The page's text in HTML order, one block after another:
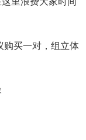
购买一对，组立体